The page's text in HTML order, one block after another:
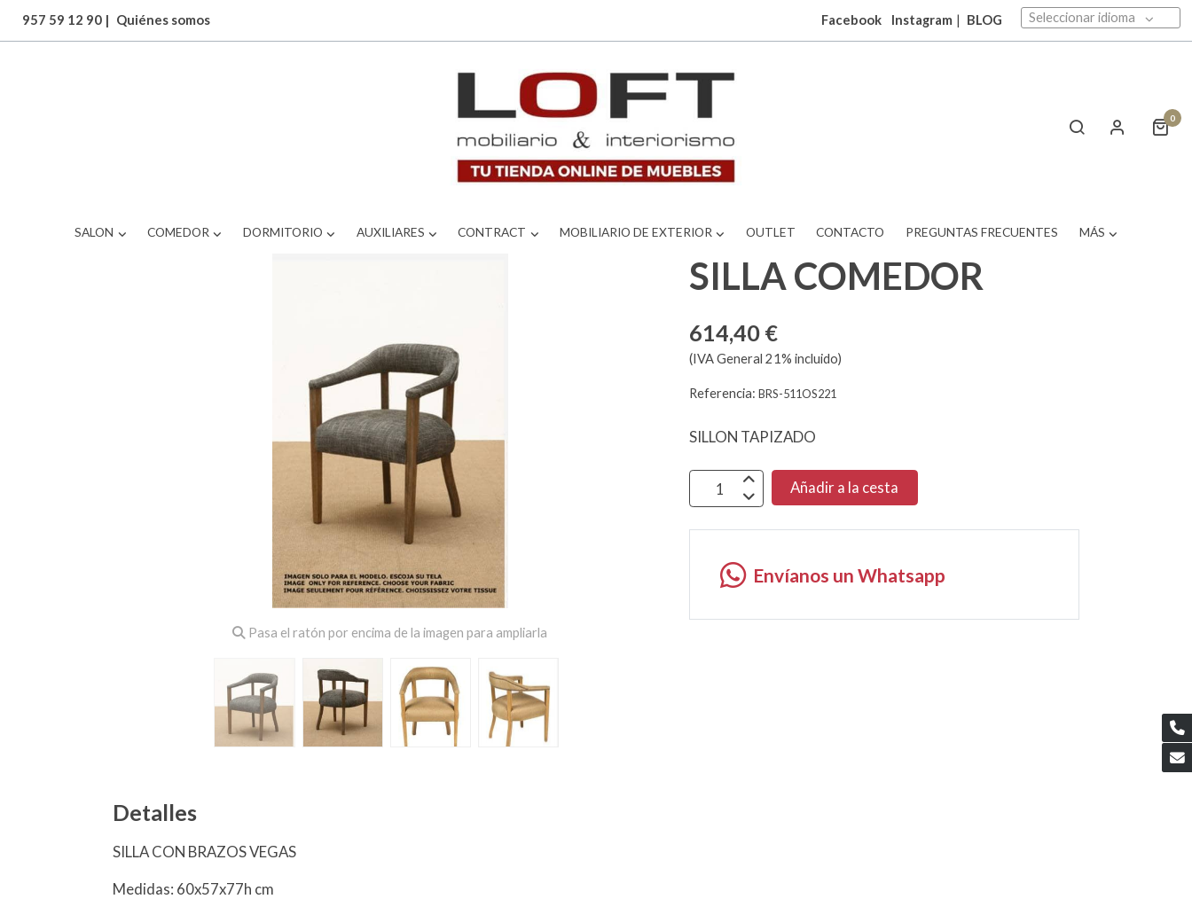
957 59 12 90 | Quiénes somos Facebook Instagram | BLOG Seleccionar idioma
0
SALON COMEDOR DORMITORIO AUXILIARES CONTRACT MOBILIARIO DE EXTERIOR OUTLET CONTACTO PREGUNTAS FRECUENTES MÁS
Pasa el ratón por encima de la imagen para ampliarla
Detalles
SILLA CON BRAZOS VEGAS
Medidas: 60x57x77h cm
SILLA COMEDOR
614,40 €
(IVA General 21% incluido)
Referencia:BRS-511OS221
SILLON TAPIZADO
Añadir a la cesta
Envíanos un Whatsapp